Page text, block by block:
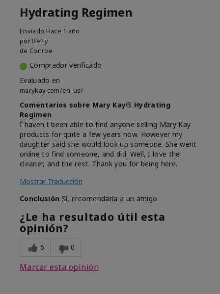
Hydrating Regimen
Enviado Hace 1 año
por Betty
de Conroe
Comprador verificado
Evaluado en
marykay.com/en-us/
Comentarios sobre Mary Kay® Hydrating
Regimen
I haven't been able to find anyone selling Mary Kay
products for quite a few years now. However my
daughter said she would look up someone. She went
online to find someone, and did. Well, I love the
cleaner, and the rest. Thank you for being here.
Mostrar Traducción
Conclusión Sí, recomendaría a un amigo
¿Le ha resultado útil esta
opinión?
6 0
Marcar esta opinión